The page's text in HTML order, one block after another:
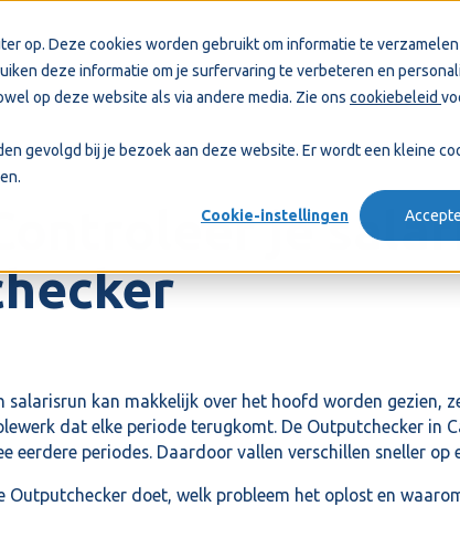
op. Deze cookies worden gebruikt om informatie te
deze informatie om je surfervaring te verbeteren en
op deze website als via andere media. Zie ons cookiebeleid
gevolgd bij je bezoek aan deze website. Er wordt een kleine
Cookie-instellingen
je
salarisrun kan makkelijk over het hoofd worden gezien,
dat elke periode terugkomt. De Outputchecker in
eerdere periodes. Daardoor vallen verschillen sneller
Outputchecker doet, welk probleem het oplost en